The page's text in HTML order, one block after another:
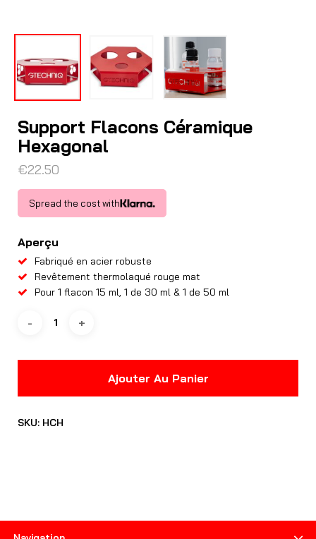
Support Flacons Céramique
Hexagonal
€22.50
Spread the cost with
Aperçu
Fabriqué en acier robuste
Revêtement thermolaqué rouge mat
Pour 1 flacon 15 ml, 1 de 30 ml & 1 de 50 ml
Ajouter Au Panier
SKU: HCH